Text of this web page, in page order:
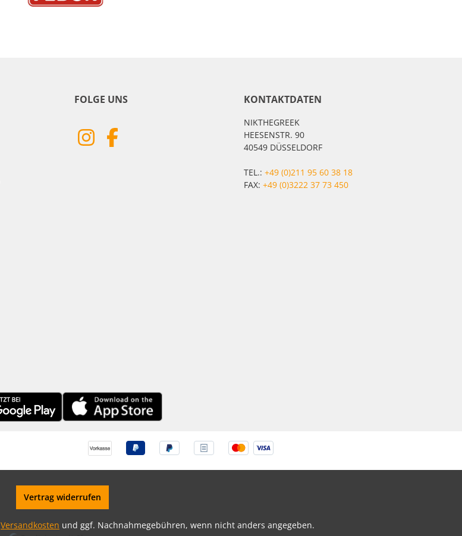
FOLGE UNS KONTAKTDATEN
NIKTHEGREEK
HEESENSTR. 90
40549 DÜSSELDORF
TEL.: +49 (0)211 95 60 38 18
FAX: +49 (0)3222 37 73 450
Vertrag widerrufen
Versandkosten und ggf. Nachnahmegebühren, wenn nicht anders angegeben.